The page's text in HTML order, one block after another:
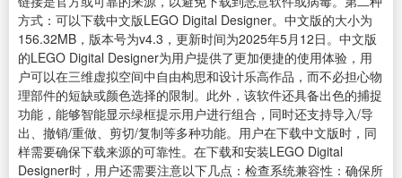
方式：可以下载中文版LEGO Digital Designer。中文版的大小为
156.32MB，版本号为v4.3，更新时间为2025年5月12日。中文版
的LEGO Digital Designer为用户提供了更加便捷的使用体验，用
户可以在三维虚拟空间中自由构思和设计乐高作品，而不必担心物
理部件的短缺或颜色选择的限制。此外，该软件还具备出色的捕捉
功能，能够智能显示绿框提示用户进行组合，同时还支持导入/导
出、撤销/重做、剪切/复制等多种功能。用户在下载中文版时，同
样需要确保下载来源的可靠性。在下载和安装LEGO Digital
Designer时，用户还需要注意以下几点：检查系统兼容性：确保所